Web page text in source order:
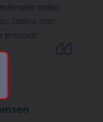
todas
Indico sem
precisar